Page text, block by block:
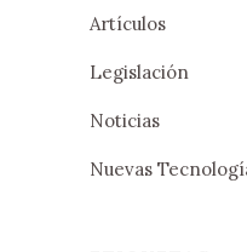
Artículos
Legislación
Noticias
Nuevas